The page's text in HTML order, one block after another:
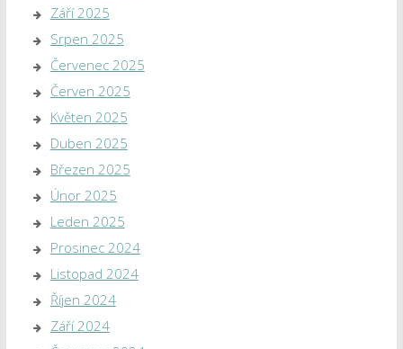
Září 2025
Srpen 2025
Červenec 2025
Červen 2025
Květen 2025
Duben 2025
Březen 2025
Únor 2025
Leden 2025
Prosinec 2024
Listopad 2024
Říjen 2024
Září 2024